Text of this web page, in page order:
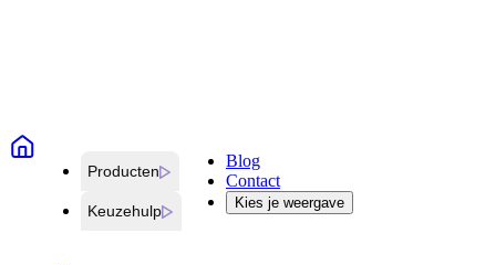
Producten
Keuzehulp
Blog
Contact
Kies je weergave